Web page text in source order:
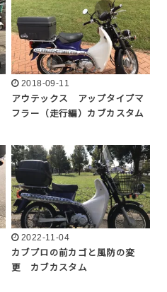
2018-09-11
アウテックス アップタイプマ
フラー（走行編）カブカスタム
2022-11-04
カブプロの前カゴと風防の変
更 カブカスタム